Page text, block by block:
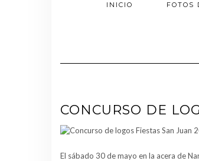
INICIO FOTOS
CONCURSO DE
El sábado 30 de mayo en la acera de